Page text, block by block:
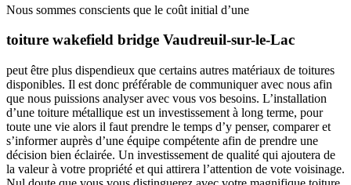
Nous sommes conscients que le coût initial d’une
toiture wakefield bridge Vaudreuil-sur-le-Lac
peut être plus dispendieux que certains autres matériaux de toitures
disponibles. Il est donc préférable de communiquer avec nous afin
que nous puissions analyser avec vous vos besoins. L’installation
d’une toiture métallique est un investissement à long terme, pour
toute une vie alors il faut prendre le temps d’y penser, comparer et
s’informer auprès d’une équipe compétente afin de prendre une
décision bien éclairée. Un investissement de qualité qui ajoutera de
la valeur à votre propriété et qui attirera l’attention de vote voisinage.